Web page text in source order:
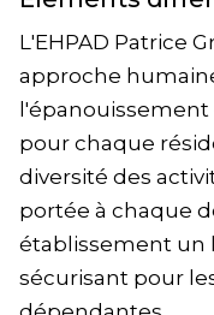
L'EHPAD Patrice
approche
l'épanouissement
pour chaque
diversité des
portée à chaque
établissement un
sécurisant pour